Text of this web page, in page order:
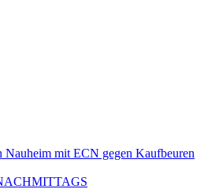
mit ECN gegen Kaufbeuren